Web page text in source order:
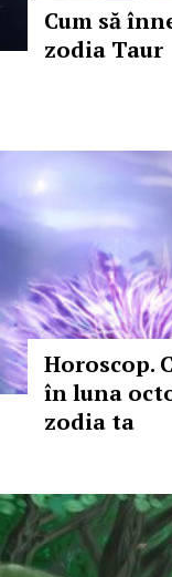
Cum să
zodia Taur
Horoscop.
în luna
zodia ta